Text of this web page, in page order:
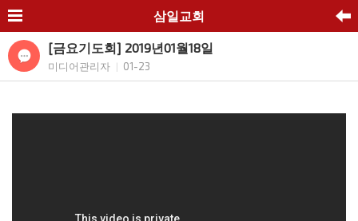
삼일교회
[금요기도회] 2019년01월18일
미디어관리자 01-23